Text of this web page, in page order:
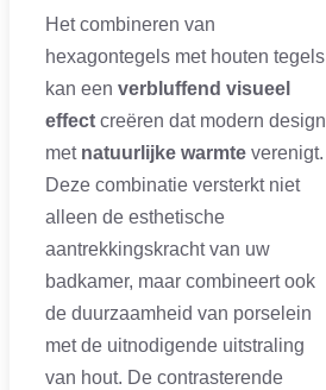
Het combineren van
hexagontegels met houten tegels
kan een verbluffend visueel
effect creëren dat modern design
met natuurlijke warmte verenigt.
Deze combinatie versterkt niet
alleen de esthetische
aantrekkingskracht van uw
badkamer, maar combineert ook
de duurzaamheid van porselein
met de uitnodigende uitstraling
van hout. De contrasterende